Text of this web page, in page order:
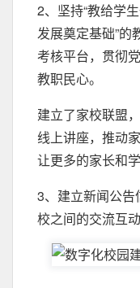
2、坚持“教给学
发展奠定基础”的
考核平台，贯彻
教职民心。
建立了家校联盟
线上讲座，推动
让更多的家长和学
3、建立新闻公
校之间的交流互动